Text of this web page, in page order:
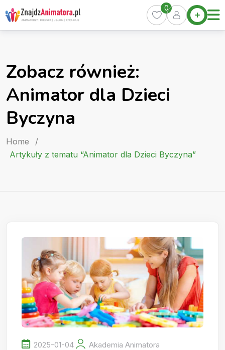
Skip
to
content
Home
Oferty
Kurs
0
Zobacz również:
Animator dla Dzieci
Byczyna
Home
/
Artykuły z tematu “Animator dla Dzieci Byczyna”
2025-01-04
Akademia Animatora